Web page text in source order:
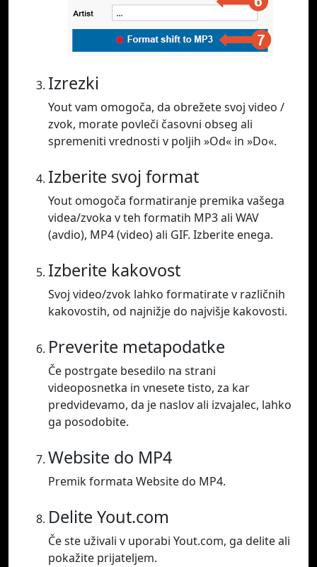
Izrezki
Yout vam omogoča, da obrežete svoj video /
zvok, morate povleči časovni obseg ali
spremeniti vrednosti v poljih »Od« in »Do«.
Izberite svoj format
Yout omogoča formatiranje premika vašega
videa/zvoka v teh formatih MP3 ali WAV
(avdio), MP4 (video) ali GIF. Izberite enega.
Izberite kakovost
Svoj video/zvok lahko formatirate v različnih
kakovostih, od najnižje do najvišje kakovosti.
Preverite metapodatke
Če postrgate besedilo na strani
videoposnetka in vnesete tisto, za kar
predvidevamo, da je naslov ali izvajalec, lahko
ga posodobite.
Website do MP4
Premik formata Website do MP4.
Delite Yout.com
Če ste uživali v uporabi Yout.com, ga delite ali
pokažite prijateljem.